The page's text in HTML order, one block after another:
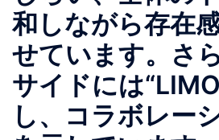
和しながら存在
せています。さ
サイドには
し、コラボレー